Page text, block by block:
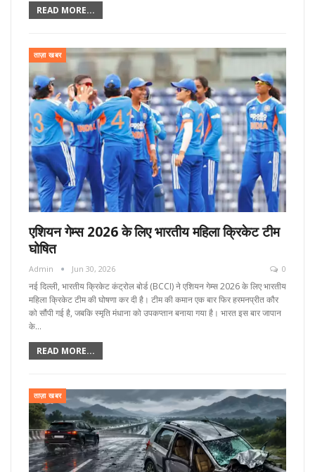
READ MORE...
ताज़ा खबर
एशियन गेम्स 2026 के लिए भारतीय महिला क्रिकेट टीम
घोषित
Admin Jun 30, 2026 0
नई दिल्ली, भारतीय क्रिकेट कंट्रोल बोर्ड (BCCI) ने एशियन गेम्स 2026 के लिए भारतीय
महिला क्रिकेट टीम की घोषणा कर दी है। टीम की कमान एक बार फिर हरमनप्रीत कौर
को सौंपी गई है, जबकि स्मृति मंधाना को उपकप्तान बनाया गया है। भारत इस बार जापान
के…
READ MORE...
ताज़ा खबर